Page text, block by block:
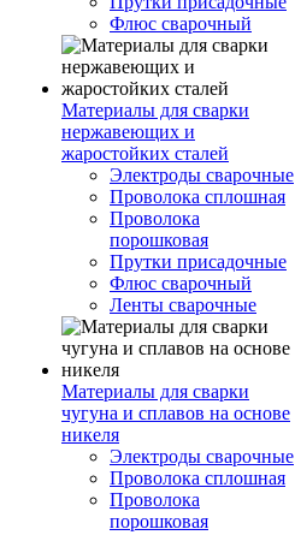
Флюс сварочный
Материалы для сварки
нержавеющих и
жаростойких сталей
Электроды сварочные
Проволока сплошная
Проволока
порошковая
Прутки присадочные
Флюс сварочный
Ленты сварочные
Материалы для сварки
чугуна и сплавов на основе
никеля
Электроды сварочные
Проволока сплошная
Проволока
порошковая